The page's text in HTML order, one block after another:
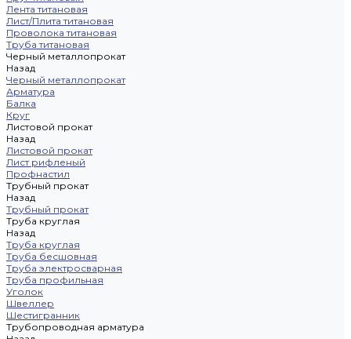
Лента титановая
Лист/Плита титановая
Проволока титановая
Труба титановая
Черный металлопрокат
Назад
Черный металлопрокат
Арматура
Балка
Круг
Листовой прокат
Назад
Листовой прокат
Лист рифленый
Профнастил
Трубный прокат
Назад
Трубный прокат
Труба круглая
Назад
Труба круглая
Труба бесшовная
Труба электросварная
Труба профильная
Уголок
Швеллер
Шестигранник
Трубопроводная арматура